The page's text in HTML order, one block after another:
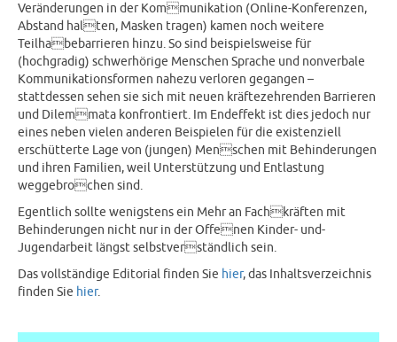
Veränderungen in der Kommunikation (Online-Konferenzen,
Abstand halten, Masken tragen) kamen noch weitere
Teilhabebarrieren hinzu. So sind beispielsweise für
(hochgradig) schwerhörige Menschen Sprache und nonverbale
Kommunikationsformen nahezu verloren gegangen –
stattdessen sehen sie sich mit neuen kräftezehrenden Barrieren
und Dilemmata konfrontiert. Im Endeffekt ist dies jedoch nur
eines neben vielen anderen Beispielen für die existenziell
erschütterte Lage von (jungen) Menschen mit Behinderungen
und ihren Familien, weil Unterstützung und Entlastung
weggebrochen sind.
Egentlich sollte wenigstens ein Mehr an Fachkräften mit
Behinderungen nicht nur in der Offenen Kinder- und-
Jugendarbeit längst selbstverständlich sein.
Das vollständige Editorial finden Sie hier, das Inhaltsverzeichnis
finden Sie hier.